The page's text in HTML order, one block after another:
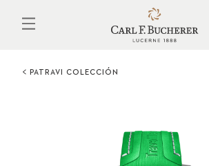
contenido
PATRAVI COLECCIÓN